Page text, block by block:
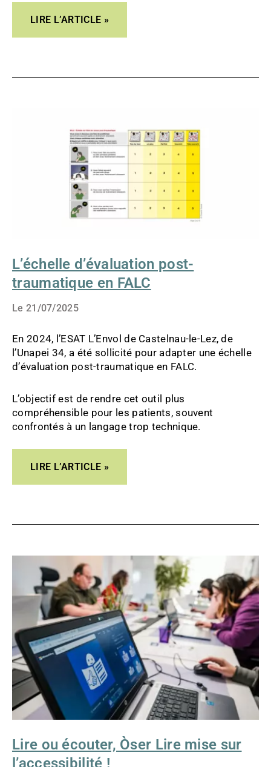
LIRE L’ARTICLE »
L’échelle d’évaluation post-
traumatique en FALC
Le 21/07/2025
En 2024, l’ESAT L’Envol de Castelnau-le-Lez, de
l’Unapei 34, a été sollicité pour adapter une échelle
d’évaluation post-traumatique en FALC.
L’objectif est de rendre cet outil plus
compréhensible pour les patients, souvent
confrontés à un langage trop technique.
LIRE L’ARTICLE »
Lire ou écouter, Òser Lire mise sur
l’accessibilité !
ÉCOUTER,
ÒSER
LIRE
MISE
SUR
L’ACCESSIBILITÉ